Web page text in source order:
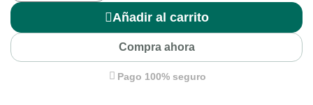
Añadir al carrito
Compra ahora
Pago 100% seguro